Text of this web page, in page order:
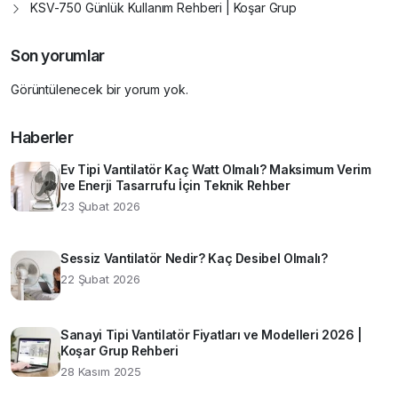
KSV-750 Günlük Kullanım Rehberi | Koşar Grup
Son yorumlar
Görüntülenecek bir yorum yok.
Haberler
Ev Tipi Vantilatör Kaç Watt Olmalı? Maksimum Verim
ve Enerji Tasarrufu İçin Teknik Rehber
23 Şubat 2026
Sessiz Vantilatör Nedir? Kaç Desibel Olmalı?
22 Şubat 2026
Sanayi Tipi Vantilatör Fiyatları ve Modelleri 2026 |
Koşar Grup Rehberi
28 Kasım 2025